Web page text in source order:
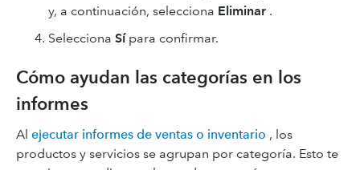
y, a continuación, selecciona Eliminar .
Selecciona Sípara confirmar.
Cómo ayudan las categorías en los
informes
Al ejecutar informes de ventas o inventario , los
productos y servicios se agrupan por categoría. Esto te